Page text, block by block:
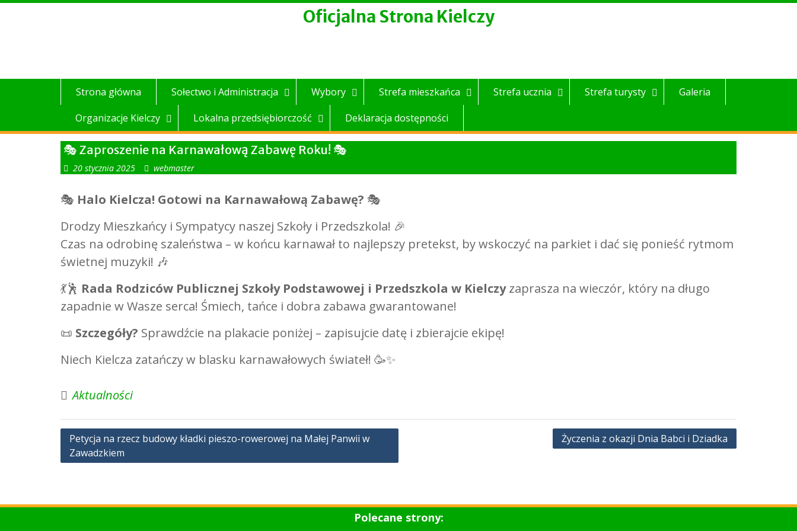
Skip
Oficjalna Strona Kielczy
Strona główna Sołectwo i Administracja Wybory Strefa mieszkańca Strefa ucznia Strefa turysty
Galeria
Organizacje Kielczy
Lokalna przedsiębiorczość Deklaracja dostępności
🎭 Zaproszenie na Karnawałową Zabawę Roku! 🎭
20 stycznia 2025 webmaster
🎭 Halo Kielcza! Gotowi na Karnawałową Zabawę? 🎭
Drodzy Mieszkańcy i Sympatycy naszej Szkoły i Przedszkola! 🎉
Czas na odrobinę szaleństwa – w końcu karnawał to najlepszy pretekst, by wskoczyć na parkiet i dać się ponieść rytmom
świetnej muzyki! 🎶
💃🕺 Rada Rodziców Publicznej Szkoły Podstawowej i Przedszkola w Kielczyzaprasza na wieczór, który na długo
zapadnie w Wasze serca! Śmiech, tańce i dobra zabawa gwarantowane!
📜 Szczegóły? Sprawdźcie na plakacie poniżej – zapisujcie datę i zbierajcie ekipę!
Niech Kielcza zatańczy w blasku karnawałowych świateł! 🥳✨
Aktualności
Nawigacja
wpisu
Petycja na rzecz budowy kładki pieszo-rowerowej na Małej Panwii w
Zawadzkiem
Życzenia z okazji Dnia Babci i Dziadka
Polecane strony: